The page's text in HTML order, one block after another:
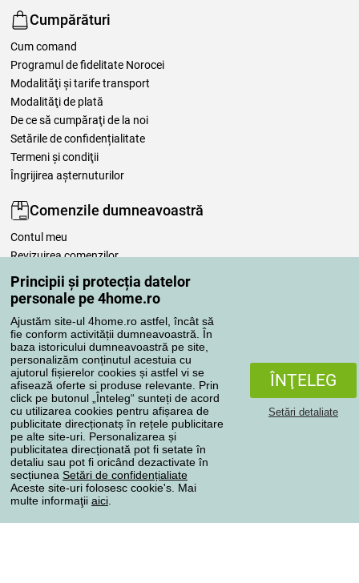
Principii și protecția datelor
personale pe 4home.ro
Ajustăm site-ul 4home.ro astfel, încât să
fie conform activității dumneavoastră. În
baza istoricului dumneavoastră pe site,
personalizăm conținutul acestuia cu
ajutorul fișierelor cookies și astfel vi se
afisează oferte si produse relevante. Prin
click pe butonul „Înteleg“ sunteți de acord
cu utilizarea cookies pentru afișarea de
publicitate direcționatș în rețele publicitare
pe alte site-uri. Personalizarea și
publicitatea direcționată pot fi setate în
detaliu sau pot fi oricând dezactivate în
secțiunea Setări de confidențialiate
Aceste site-uri folosesc cookie's. Mai
multe informaţii aici
ÎNŢELEG
Setări detaliate
Cumpărături
Cum comand
Programul de fidelitate Norocei
Modalităţi şi tarife transport
Modalităţi de plată
De ce să cumpăraţi de la noi
Setările de confidențialitate
Termeni şi condiţii
Îngrijirea așternuturilor
Comenzile dumneavoastră
Contul meu
Revizuirea comenzilor
Reclamaţii
Retragere de la contract
Regulile de procesare a recenziilor
Metode de transport
Metode de plată
Magazin de încredere